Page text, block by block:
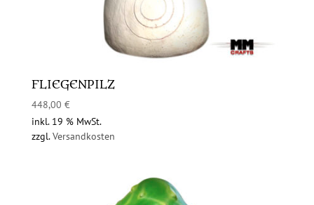
FLIEGENPILZ
448,00 €
inkl. 19 % MwSt.
zzgl.Versandkosten